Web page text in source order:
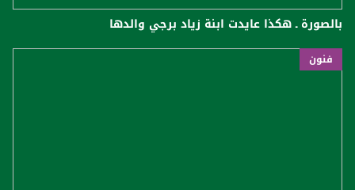
بالصورة ـ هكذا عايدت ابنة زياد برجي والدها
فنون